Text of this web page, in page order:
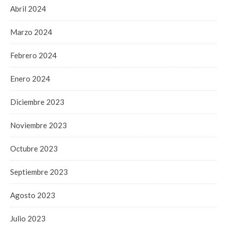
Abril 2024
Marzo 2024
Febrero 2024
Enero 2024
Diciembre 2023
Noviembre 2023
Octubre 2023
Septiembre 2023
Agosto 2023
Julio 2023